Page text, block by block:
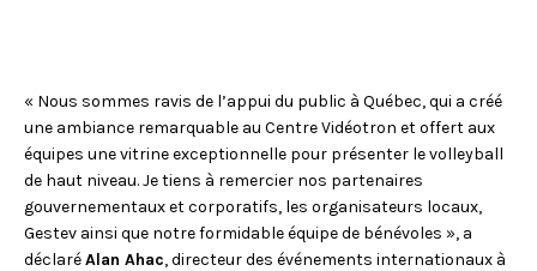
« Nous sommes ravis de l’appui du public à Québec, qui a créé
une ambiance remarquable au Centre Vidéotron et offert aux
équipes une vitrine exceptionnelle pour présenter le volleyball
de haut niveau. Je tiens à remercier nos partenaires
gouvernementaux et corporatifs, les organisateurs locaux,
Gestev ainsi que notre formidable équipe de bénévoles », a
déclaréAlan Ahac, directeur des événements internationaux à